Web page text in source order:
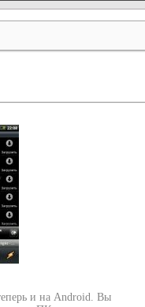
и на Android. Вы